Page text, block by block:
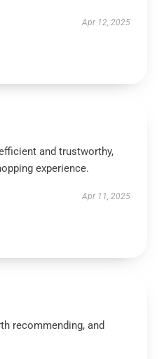
Apr 12, 2025
and trustworthy,
experience.
Apr 11, 2025
recommending, and